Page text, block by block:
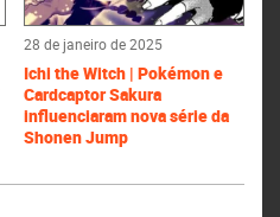
28 de janeiro de 2025
Ichi the Witch | Pokémon e
Cardcaptor Sakura
influenciaram nova série da
Shonen Jump